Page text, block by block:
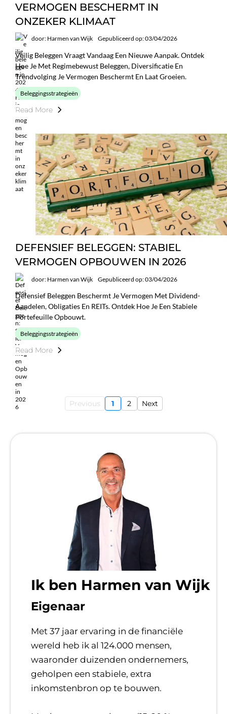
VERMOGEN BESCHERMT IN
ONZEKER KLIMAAT
door: Harmen van Wijk Gepubliceerd op: 03/04/2026
Veilig Beleggen Vraagt Vandaag Een Nieuwe Aanpak. Ontdek
Hoe Je Met Regimebewust Beleggen, Diversificatie En
Trendvolging Je Vermogen Beschermt En Laat Groeien.
Beleggingsstrategieën
Read More
DEFENSIEF BELEGGEN: STABIEL
VERMOGEN OPBOUWEN IN 2026
door: Harmen van Wijk Gepubliceerd op: 03/04/2026
Defensief Beleggen Beschermt Je Vermogen Met Dividend-
Aandelen, Obligaties En REITs. Ontdek Hoe Je Een Stabiele
Portefeuille Opbouwt.
Beleggingsstrategieën
Read More
Previous 1 2 Next
Ik ben Harmen van Wijk
Eigenaar
Met 37 jaar ervaring in de financiële
wereld heb ik al 124.000 mensen,
waaronder duizenden ondernemers,
geholpen een stabiele, extra
inkomstenbron op te bouwen.